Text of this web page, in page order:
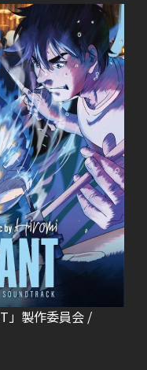
」製作委員会 /